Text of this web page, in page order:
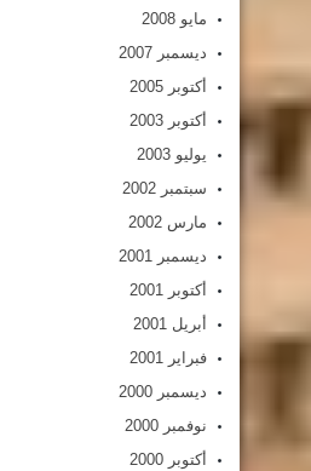
مايو 2008
ديسمبر 2007
أكتوبر 2005
أكتوبر 2003
يوليو 2003
سبتمبر 2002
مارس 2002
ديسمبر 2001
أكتوبر 2001
أبريل 2001
فبراير 2001
ديسمبر 2000
نوفمبر 2000
أكتوبر 2000